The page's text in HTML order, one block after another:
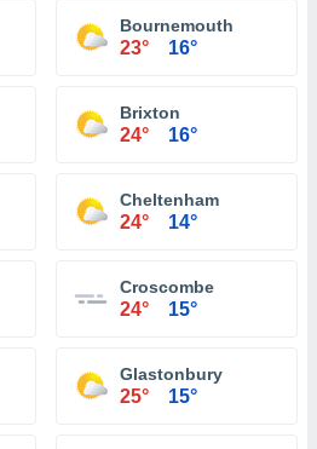
Bournemouth
23° 16°
Brixton
24° 16°
Cheltenham
24° 14°
Croscombe
24° 15°
Glastonbury
25° 15°